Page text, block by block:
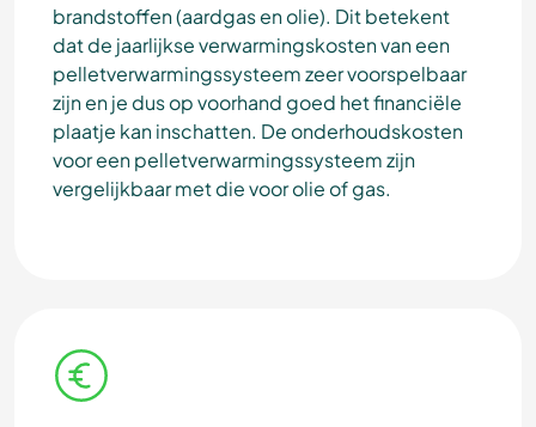
brandstoffen (aardgas en olie). Dit betekent
dat de jaarlijkse verwarmingskosten van een
pelletverwarmingssysteem zeer voorspelbaar
zijn en je dus op voorhand goed het financiële
plaatje kan inschatten. De onderhoudskosten
voor een pelletverwarmingssysteem zijn
vergelijkbaar met die voor olie of gas.